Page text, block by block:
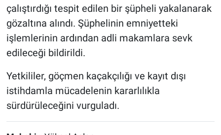
çalıştırdığı tespit edilen bir şüpheli yakalanarak
gözaltına alındı. Şüphelinin emniyetteki
işlemlerinin ardından adli makamlara sevk
edileceği bildirildi.
Yetkililer, göçmen kaçakçılığı ve kayıt dışı
istihdamla mücadelenin kararlılıkla
sürdürüleceğini vurguladı.